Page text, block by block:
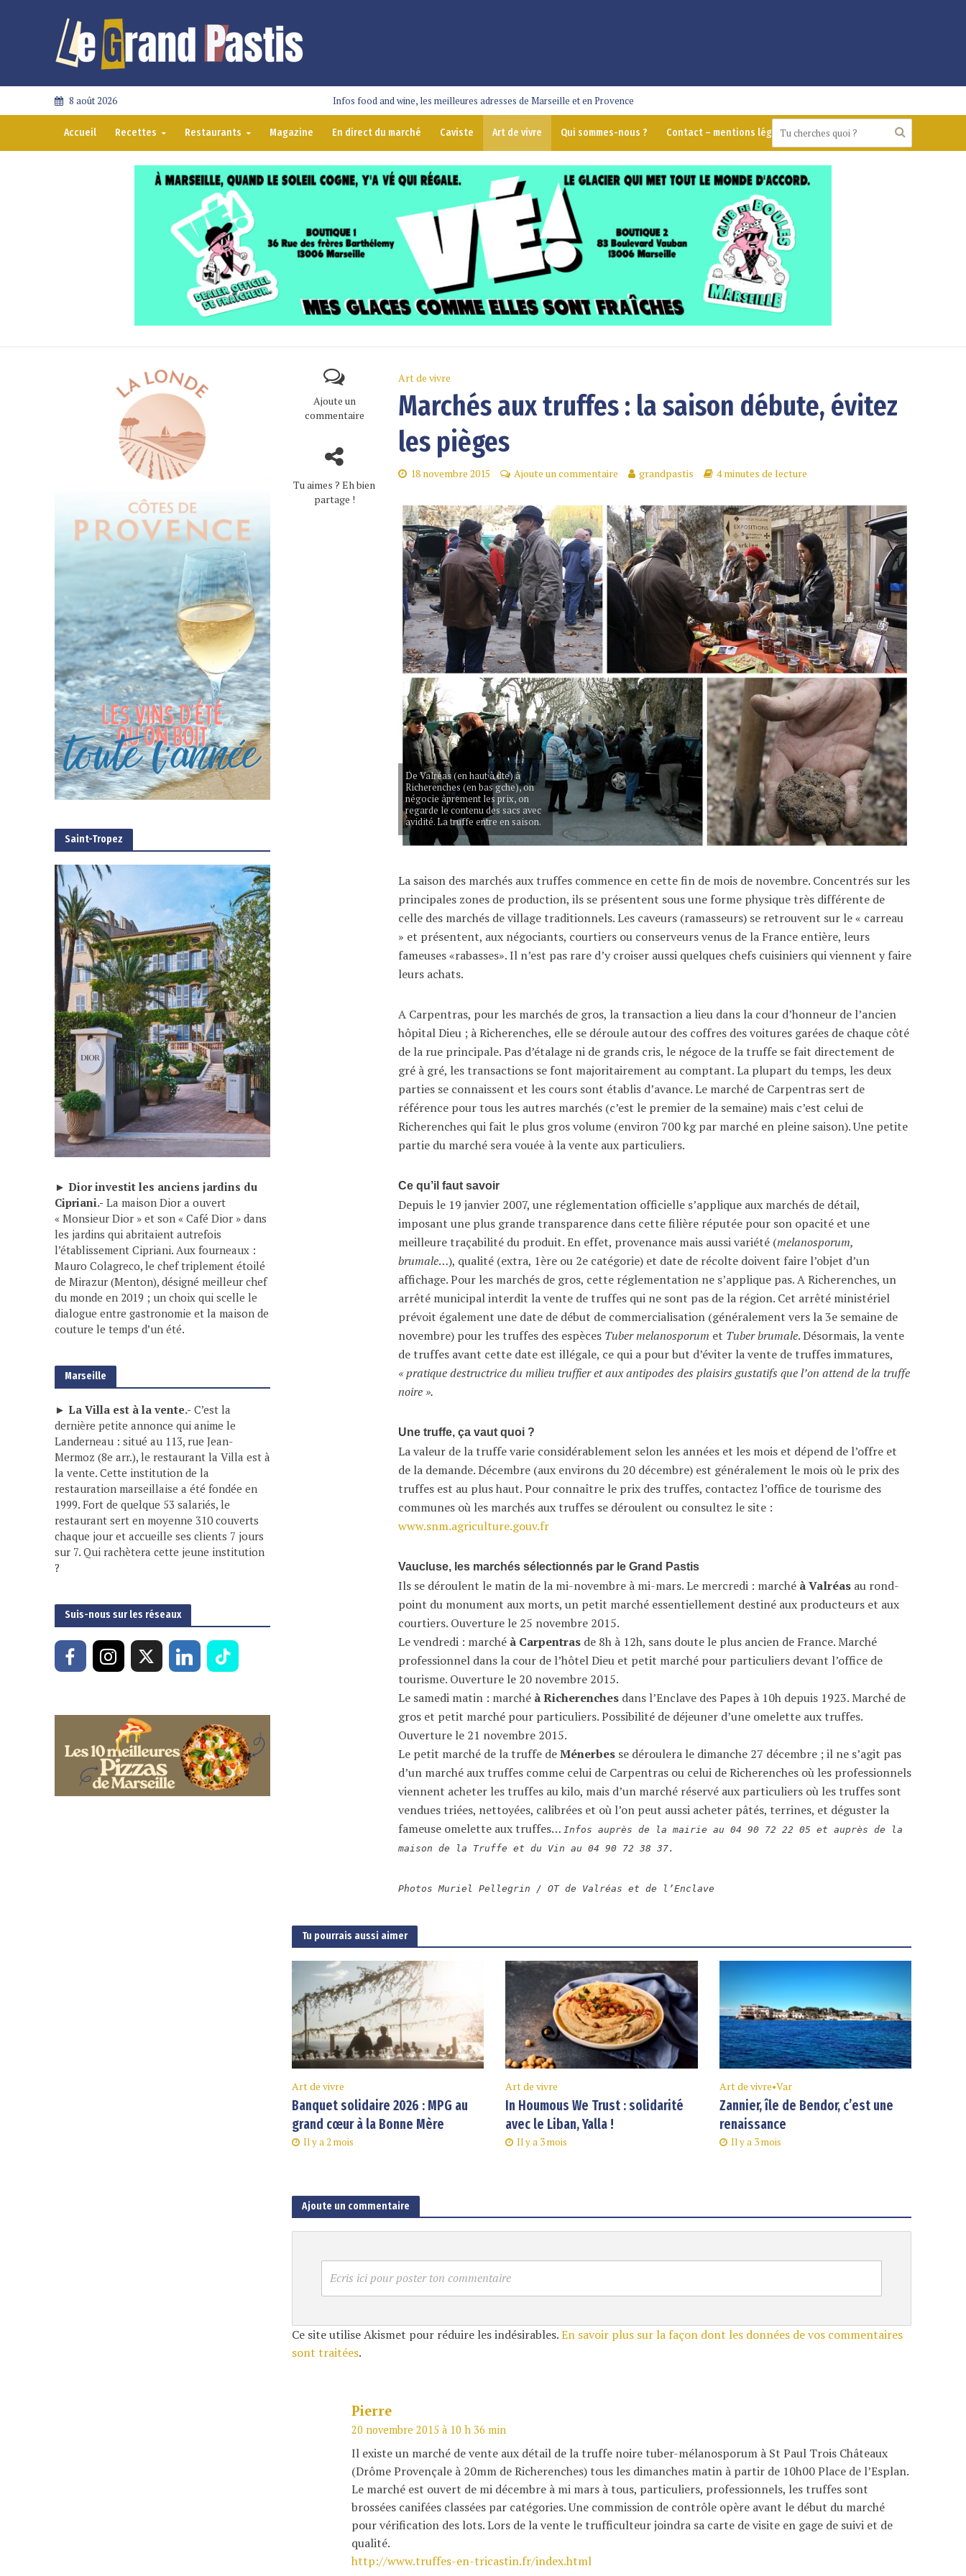
8 août 2026 Infos food and wine, les meilleures adresses de Marseille et en Provence
Accueil Recettes Restaurants Magazine En direct du marché Caviste Art de vivre Qui sommes-nous ? Contact – mentions légales
Saint-Tropez
► Dior investit les anciens jardins du
Cipriani.- La maison Dior a ouvert
« Monsieur Dior » et son « Café Dior » dans
les jardins qui abritaient autrefois
l’établissement Cipriani. Aux fourneaux :
Mauro Colagreco, le chef triplement étoilé
de Mirazur (Menton), désigné meilleur chef
du monde en 2019 ; un choix qui scelle le
dialogue entre gastronomie et la maison de
couture le temps d’un été.
Marseille
► La Villa est à la vente.- C’est la
dernière petite annonce qui anime le
Landerneau : situé au 113, rue Jean-
Mermoz (8e arr.), le restaurant la Villa est à
la vente. Cette institution de la
restauration marseillaise a été fondée en
1999. Fort de quelque 53 salariés, le
restaurant sert en moyenne 310 couverts
chaque jour et accueille ses clients 7 jours
sur 7. Qui rachètera cette jeune institution
?
Suis-nous sur les réseaux
Ajoute un
commentaire
Tu aimes ? Eh bien
partage !
Art de vivre
Marchés aux truffes : la saison débute, évitez
les pièges
18 novembre 2015 Ajoute un commentaire grandpastis 4 minutes de lecture
De Valréas (en haut à dte) à
Richerenches (en bas gche), on
négocie âprement les prix, on
regarde le contenu des sacs avec
avidité. La truffe entre en saison.
La saison des marchés aux truffes commence en cette fin de mois de novembre. Concentrés sur les
principales zones de production, ils se présentent sous une forme physique très différente de
celle des marchés de village traditionnels. Les caveurs (ramasseurs) se retrouvent sur le « carreau
» et présentent, aux négociants, courtiers ou conserveurs venus de la France entière, leurs
fameuses «rabasses». Il n’est pas rare d’y croiser aussi quelques chefs cuisiniers qui viennent y faire
leurs achats.
A Carpentras, pour les marchés de gros, la transaction a lieu dans la cour d’honneur de l’ancien
hôpital Dieu ; à Richerenches, elle se déroule autour des coffres des voitures garées de chaque côté
de la rue principale. Pas d’étalage ni de grands cris, le négoce de la truffe se fait directement de
gré à gré, les transactions se font majoritairement au comptant. La plupart du temps, les deux
parties se connaissent et les cours sont établis d’avance. Le marché de Carpentras sert de
référence pour tous les autres marchés (c’est le premier de la semaine) mais c’est celui de
Richerenches qui fait le plus gros volume (environ 700 kg par marché en pleine saison). Une petite
partie du marché sera vouée à la vente aux particuliers.
Ce qu’il faut savoir
Depuis le 19 janvier 2007, une réglementation officielle s’applique aux marchés de détail,
imposant une plus grande transparence dans cette filière réputée pour son opacité et une
meilleure traçabilité du produit. En effet, provenance mais aussi variété (melanosporum,
brumale…), qualité (extra, 1ère ou 2e catégorie) et date de récolte doivent faire l’objet d’un
affichage. Pour les marchés de gros, cette réglementation ne s’applique pas. A Richerenches, un
arrêté municipal interdit la vente de truffes qui ne sont pas de la région. Cet arrêté ministériel
prévoit également une date de début de commercialisation (généralement vers la 3e semaine de
novembre) pour les truffes des espèces Tuber melanosporum et Tuber brumale. Désormais, la vente
de truffes avant cette date est illégale, ce qui a pour but d’éviter la vente de truffes immatures,
« pratique destructrice du milieu truffier et aux antipodes des plaisirs gustatifs que l’on attend de la truffe
noire ».
Une truffe, ça vaut quoi ?
La valeur de la truffe varie considérablement selon les années et les mois et dépend de l’offre et
de la demande. Décembre (aux environs du 20 décembre) est généralement le mois où le prix des
truffes est au plus haut. Pour connaître le prix des truffes, contactez l’office de tourisme des
communes où les marchés aux truffes se déroulent ou consultez le site :
www.snm.agriculture.gouv.fr
Vaucluse, les marchés sélectionnés par le Grand Pastis
Ils se déroulent le matin de la mi-novembre à mi-mars. Le mercredi : marché à Valréas au rond-
point du monument aux morts, un petit marché essentiellement destiné aux producteurs et aux
courtiers. Ouverture le 25 novembre 2015.
Le vendredi : marché à Carpentras de 8h à 12h, sans doute le plus ancien de France. Marché
professionnel dans la cour de l’hôtel Dieu et petit marché pour particuliers devant l’office de
tourisme. Ouverture le 20 novembre 2015.
Le samedi matin : marché à Richerenches dans l’Enclave des Papes à 10h depuis 1923. Marché de
gros et petit marché pour particuliers. Possibilité de déjeuner d’une omelette aux truffes.
Ouverture le 21 novembre 2015.
Le petit marché de la truffe deMénerbes se déroulera le dimanche 27 décembre ; il ne s’agit pas
d’un marché aux truffes comme celui de Carpentras ou celui de Richerenches où les professionnels
viennent acheter les truffes au kilo, mais d’un marché réservé aux particuliers où les truffes sont
vendues triées, nettoyées, calibrées et où l’on peut aussi acheter pâtés, terrines, et déguster la
fameuse omelette aux truffes…Infos auprès de la mairie au 04 90 72 22 05 et auprès de la
maison de la Truffe et du Vin au 04 90 72 38 37.
Photos Muriel Pellegrin / OT de Valréas et de l’Enclave
Tu pourrais aussi aimer
Art de vivre
Banquet solidaire 2026 : MPG au
grand cœur à la Bonne Mère
Il y a 2 mois
Art de vivre
In Houmous We Trust : solidarité
avec le Liban, Yalla !
Il y a 3 mois
Art de vivre•Var
Zannier, île de Bendor, c’est une
renaissance
Il y a 3 mois
Ajoute un commentaire
Ecris ici pour poster ton commentaire
Ce site utilise Akismet pour réduire les indésirables.En savoir plus sur la façon dont les données de vos commentaires
sont traitées.
Pierre
20 novembre 2015 à 10 h 36 min
Il existe un marché de vente aux détail de la truffe noire tuber-mélanosporum à St Paul Trois Châteaux
(Drôme Provençale à 20mm de Richerenches) tous les dimanches matin à partir de 10h00 Place de l’Esplan.
Le marché est ouvert de mi décembre à mi mars à tous, particuliers, professionnels, les truffes sont
brossées canifées classées par catégories. Une commission de contrôle opère avant le début du marché
pour vérification des lots. Lors de la vente le trufficulteur joindra sa carte de visite en gage de suivi et de
qualité.
http://www.truffes-en-tricastin.fr/index.html